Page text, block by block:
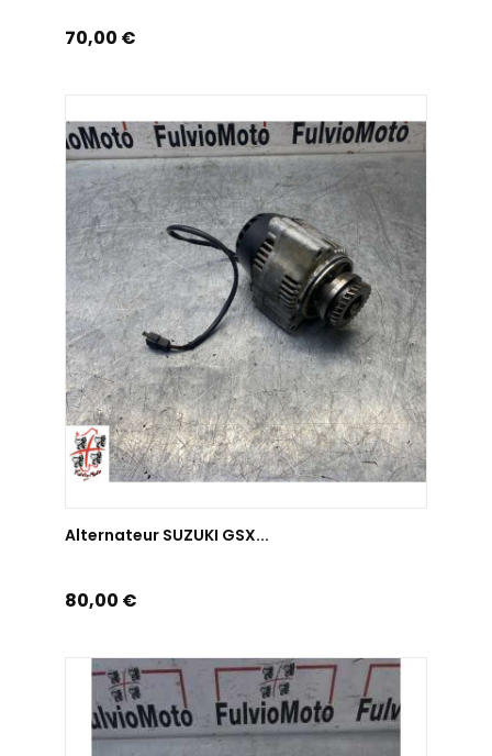
Prix
70,00 €
Alternateur SUZUKI GSX...
Prix
80,00 €